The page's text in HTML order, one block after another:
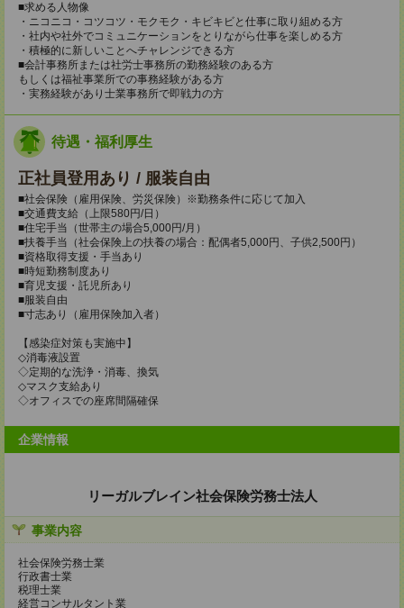
■求める人物像
・ニコニコ・コツコツ・モクモク・キビキビと仕事に取り組める方
・社内や社外でコミュニケーションをとりながら仕事を楽しめる方
・積極的に新しいことへチャレンジできる方
■会計事務所または社労士事務所の勤務経験のある方
もしくは福祉事業所での事務経験がある方
・実務経験があり士業事務所で即戦力の方
待遇・福利厚生
正社員登用あり / 服装自由
■社会保険（雇用保険、労災保険）※勤務条件に応じて加入
■交通費支給（上限580円/日）
■住宅手当（世帯主の場合5,000円/月）
■扶養手当（社会保険上の扶養の場合：配偶者5,000円、子供2,500円）
■資格取得支援・手当あり
■時短勤務制度あり
■育児支援・託児所あり
■服装自由
■寸志あり（雇用保険加入者）
【感染症対策も実施中】
◇消毒液設置
◇定期的な洗浄・消毒、換気
◇マスク支給あり
◇オフィスでの座席間隔確保
企業情報
リーガルブレイン社会保険労務士法人
事業内容
社会保険労務士業
行政書士業
税理士業
経営コンサルタント業